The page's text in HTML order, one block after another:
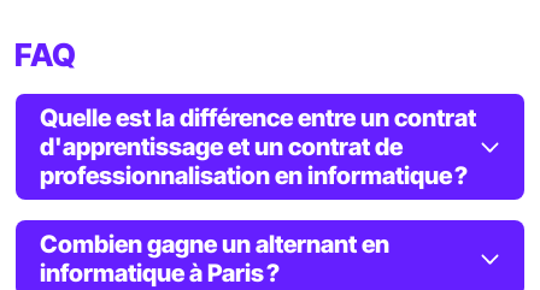
FAQ
Quelle est la différence entre un contrat
d'apprentissage et un contrat de
professionnalisation en informatique ?
Combien gagne un alternant en
informatique à Paris ?